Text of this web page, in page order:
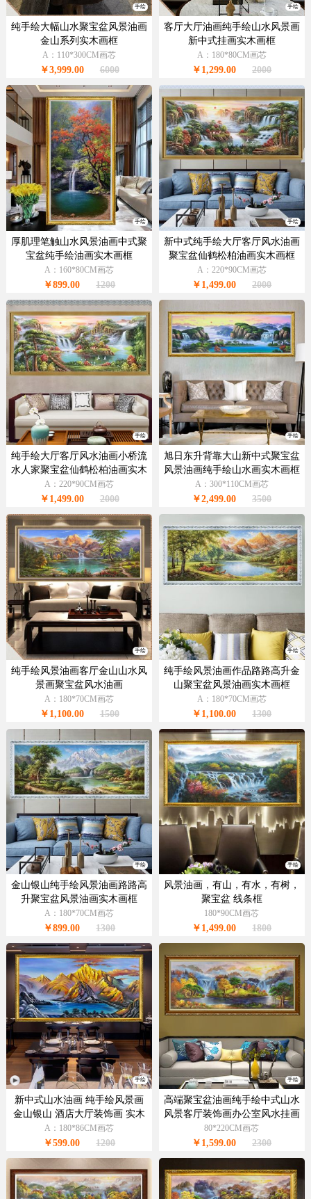
手绘
纯手绘大幅山水聚宝盆风景油画
金山系列实木画框
A：110*300CM画芯
￥3,999.00 6000
手绘
客厅大厅油画纯手绘山水风景画
新中式挂画实木画框
A：180*80CM画芯
￥1,299.00 2000
手绘
厚肌理笔触山水风景油画中式聚
宝盆纯手绘油画实木画框
A：160*80CM画芯
￥899.00 1200
手绘
新中式纯手绘大厅客厅风水油画
聚宝盆仙鹤松柏油画实木画框
A：220*90CM画芯
￥1,499.00 2000
手绘
纯手绘大厅客厅风水油画小桥流
水人家聚宝盆仙鹤松柏油画实木
画框
A：220*90CM画芯
￥1,499.00 2000
手绘
旭日东升背靠大山新中式聚宝盆
风景油画纯手绘山水画实木画框
A：300*110CM画芯
￥2,499.00 3500
手绘
纯手绘风景油画客厅金山山水风
景画聚宝盆风水油画
A：180*70CM画芯
￥1,100.00 1500
手绘
纯手绘风景油画作品路路高升金
山聚宝盆风景油画实木画框
A：180*70CM画芯
￥1,100.00 1300
手绘
金山银山纯手绘风景油画路路高
升聚宝盆风景油画实木画框
A：180*70CM画芯
￥899.00 1300
手绘
风景油画，有山，有水，有树，
聚宝盆 线条框
180*90CM画芯
￥1,499.00 1800
手绘
新中式山水油画 纯手绘风景画
金山银山 酒店大厅装饰画 实木
画框
A：180*86CM画芯
￥599.00 1200
手绘
高端聚宝盆油画纯手绘中式山水
风景客厅装饰画办公室风水挂画
80*220CM画芯
￥1,599.00 2300